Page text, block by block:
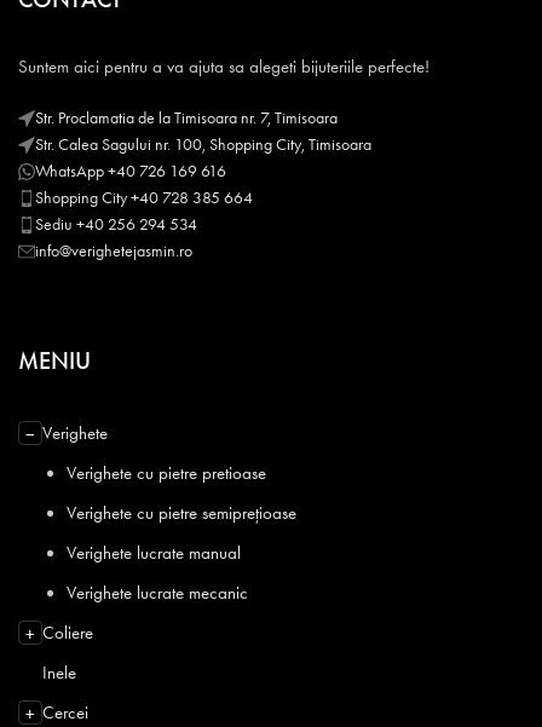
Suntem aici pentru a va ajuta sa alegeti bijuteriile perfecte!
Str. Proclamatia de la Timisoara nr. 7, Timisoara
Str. Calea Sagului nr. 100, Shopping City, Timisoara
WhatsApp +40 726 169 616
Shopping City +40 728 385 664
Sediu +40 256 294 534
info@verighetejasmin.ro
MENIU
− Verighete
Verighete cu pietre pretioase
Verighete cu pietre semiprețioase
Verighete lucrate manual
Verighete lucrate mecanic
+ Coliere
Inele
+ Cercei